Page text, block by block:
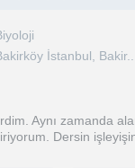
İstanbul,
Aynı zamanda
Dersin